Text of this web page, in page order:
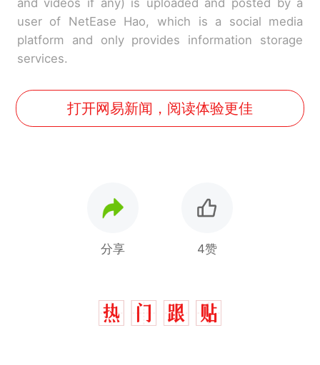
user of NetEase Hao, which is a social media
platform and only provides information storage
services.
打开网易新闻，阅读体验更佳
分享 4赞